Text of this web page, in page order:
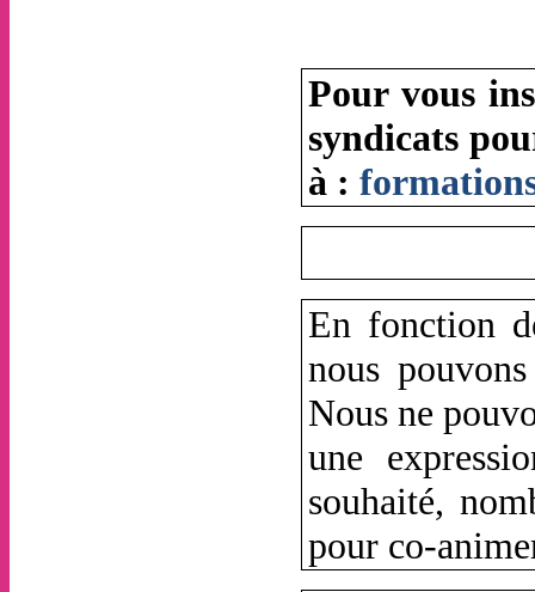
Pour vous
syndicats
à :
En fonction
nous
Nous ne
une
souhaité,
pour co-